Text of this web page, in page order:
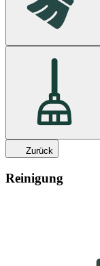
Zurück
Reinigung